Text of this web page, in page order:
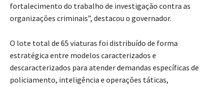
fortalecimento do trabalho de investigação contra as
organizações criminais”, destacou o governador.
O lote total de 65 viaturas foi distribuído de forma
estratégica entre modelos caracterizados e
descaracterizados para atender demandas específicas de
policiamento, inteligência e operações táticas,